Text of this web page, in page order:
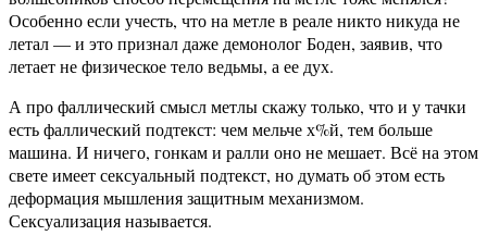
Особенно если учесть, что на метле в реале никто никуда не
летал — и это признал даже демонолог Боден, заявив, что
летает не физическое тело ведьмы, а ее дух.
А про фаллический смысл метлы скажу только, что и у тачки
есть фаллический подтекст: чем мельче х%й, тем больше
машина. И ничего, гонкам и ралли оно не мешает. Всё на этом
свете имеет сексуальный подтекст, но думать об этом есть
деформация мышления защитным механизмом.
Сексуализация называется.